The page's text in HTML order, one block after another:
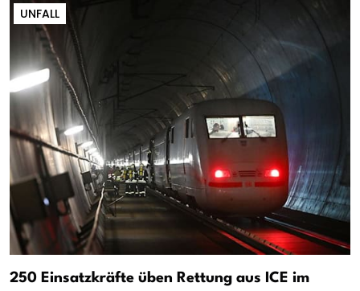
UNFALL
250 Einsatzkräfte üben Rettung aus ICE im